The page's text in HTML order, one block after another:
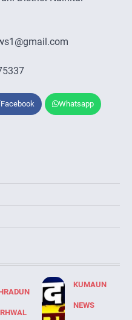
Facebook Whatsapp
KUMAUN
NEWS